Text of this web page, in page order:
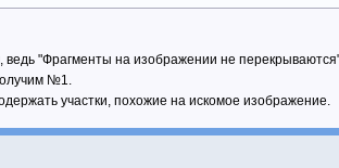
"Фрагменты на изображении не
№1.
участки, похожие на искомое изображение.